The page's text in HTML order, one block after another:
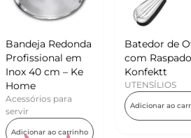
Batedor de Ovos
com Raspador –
Konfektt
Adicionar ao carrinho